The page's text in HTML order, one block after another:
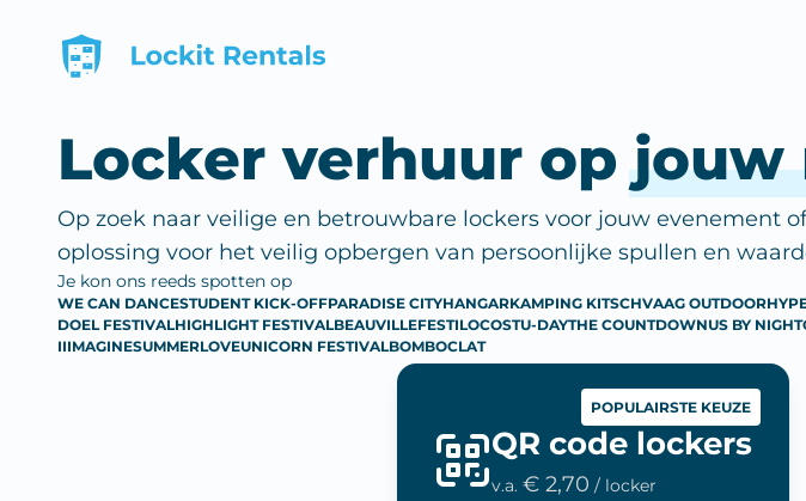
Locker verhuur opjouw
Op zoek naar veilige en betrouwbare lockers voor jouw evenement
oplossing voor het veilig opbergen van persoonlijke spullen en
Je kon ons reeds spotten op
WE CAN DANCESTUDENT KICK-OFFPARADISE CITYHANGARKAMPING KITSCHVAAG OUTDOOR
DOEL FESTIVALHIGHLIGHT FESTIVALBEAUVILLEFESTILOCOSTU-DAYTHE COUNTDOWNUS BY NIGHT
IIIMAGINESUMMERLOVEUNICORN FESTIVALBOMBOCLAT
POPULAIRSTE KEUZE
QR code lockers
v.a. € 2,70 / locker